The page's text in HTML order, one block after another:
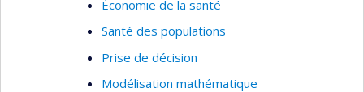
collaborations.
Économie de la santé
Économie de la santé
Santé des populations
Prise de décision
Modélisation mathématique